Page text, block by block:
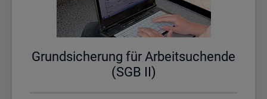
Grund­si­che­rung für Ar­beit­su­chen­de
(SGB II)